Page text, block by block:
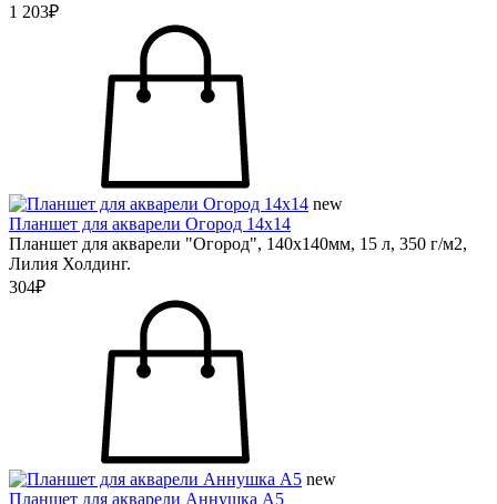
1 203₽
new
Планшет для акварели Огород 14х14
Планшет для акварели "Огород", 140х140мм, 15 л, 350 г/м2,
Лилия Холдинг.
304₽
new
Планшет для акварели Аннушка А5